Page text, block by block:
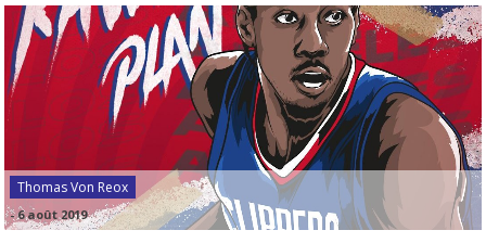
Thomas Von Reox
-6 août 2019